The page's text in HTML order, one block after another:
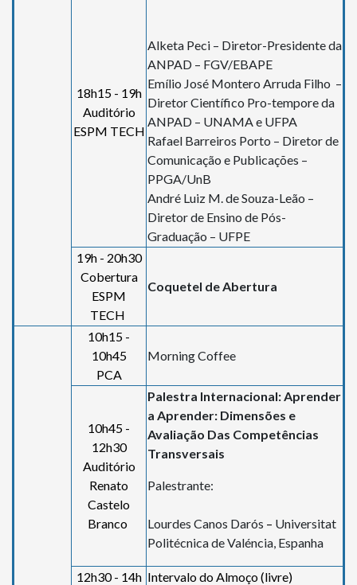
18h15 - 19h
Auditório
ESPM TECH
Alketa Peci – Diretor-Presidente da
ANPAD – FGV/EBAPE
Emílio José Montero Arruda Filho –
Diretor Científico Pro-tempore da
ANPAD – UNAMA e UFPA
Rafael Barreiros Porto – Diretor de
Comunicação e Publicações –
PPGA/UnB
André Luiz M. de Souza-Leão –
Diretor de Ensino de Pós-
Graduação – UFPE
19h - 20h30
Cobertura
ESPM
TECH
Coquetel de Abertura
10h15 -
10h45
PCA
Morning Coffee
10h45 -
12h30
Auditório
Renato
Castelo
Branco
Palestra Internacional: Aprender
a Aprender: Dimensões e
Avaliação Das Competências
Transversais
Palestrante:
Lourdes Canos Darós – Universitat
Politécnica de Valéncia, Espanha
12h30 - 14h Intervalo do Almoço (livre)